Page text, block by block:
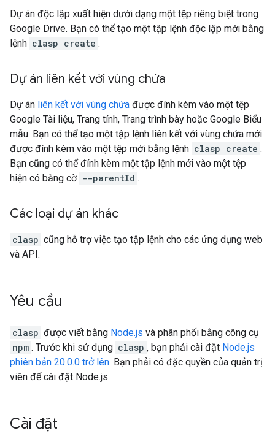
Dự án độc lập xuất hiện dưới dạng một tệp riêng biệt trong
Google Drive. Bạn có thể tạo một tập lệnh độc lập mới bằng
lệnh clasp create .
Dự án liên kết với vùng chứa
Dự án liên kết với vùng chứa được đính kèm vào một tệp
Google Tài liệu, Trang tính, Trang trình bày hoặc Google Biểu
mẫu. Bạn có thể tạo một tập lệnh liên kết với vùng chứa mới
được đính kèm vào một tệp mới bằng lệnh clasp create .
Bạn cũng có thể đính kèm một tập lệnh mới vào một tệp
hiện có bằng cờ --parentId .
Các loại dự án khác
clasp cũng hỗ trợ việc tạo tập lệnh cho các ứng dụng web
và API.
Yêu cầu
clasp được viết bằng Node.js và phân phối bằng công cụ
npm . Trước khi sử dụng clasp , bạn phải cài đặt Node.js
phiên bản 20.0.0 trở lên. Bạn phải có đặc quyền của quản trị
viên để cài đặt Node.js.
Cài đặt